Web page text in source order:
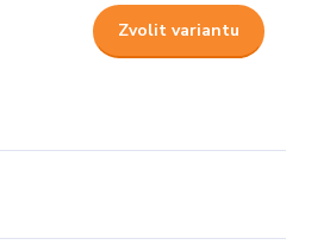
Zvolit variantu